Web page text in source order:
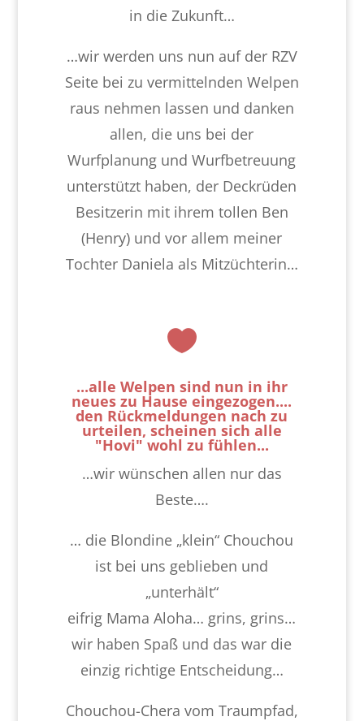
in die Zukunft…
…wir werden uns nun auf der RZV
Seite bei zu vermittelnden Welpen
raus nehmen lassen und danken
allen, die uns bei der
Wurfplanung und Wurfbetreuung
unterstützt haben, der Deckrüden
Besitzerin mit ihrem tollen Ben
(Henry) und vor allem meiner
Tochter Daniela als Mitzüchterin…

...alle Welpen sind nun in ihr
neues zu Hause eingezogen....
den Rückmeldungen nach zu
urteilen, scheinen sich alle
"Hovi" wohl zu fühlen...
…wir wünschen allen nur das
Beste….
… die Blondine „klein“ Chouchou
ist bei uns geblieben und
„unterhält“
eifrig Mama Aloha… grins, grins…
wir haben Spaß und das war die
einzig richtige Entscheidung…
Chouchou-Chera vom Traumpfad,